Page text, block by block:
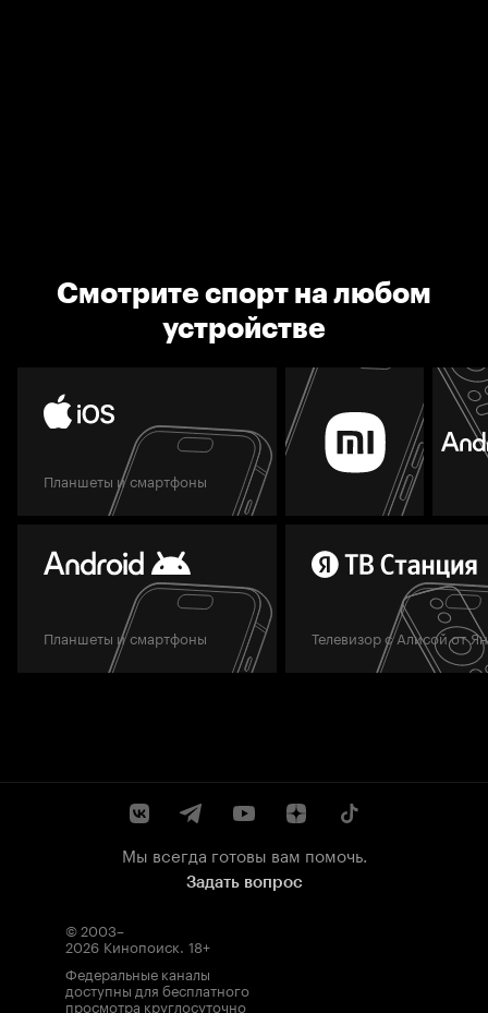
Смотрите спорт на любом
устройстве
Планшеты и смартфоны
Планшеты и смартфоны Телевизор с Алисой от
Мы всегда готовы вам помочь.
Задать вопрос
© 2003–
2026 Кинопоиск. 18+
Федеральные каналы
доступны для бесплатного
просмотра круглосуточно